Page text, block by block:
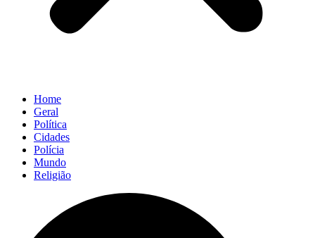
Home
Geral
Política
Cidades
Polícia
Mundo
Religião